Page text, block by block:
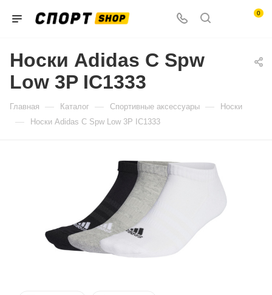
0
Носки Adidas C Spw
Low 3P IC1333
Главная — Каталог — Спортивные аксессуары — Носки
— Носки Adidas C Spw Low 3P IC1333